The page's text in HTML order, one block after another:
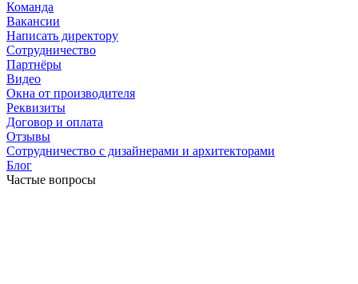
Команда
Вакансии
Написать директору
Сотрудничество
Партнёры
Видео
Окна от производителя
Реквизиты
Договор и оплата
Отзывы
Сотрудничество с дизайнерами и архитекторами
Блог
Частые вопросы